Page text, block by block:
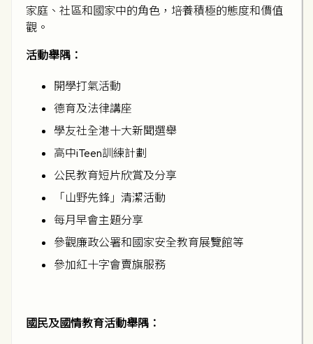
家庭、社區和國家中的角色，培養積極的態度和價值
觀。
活動舉隅：
開學打氣活動
德育及法律講座
學友社全港十大新聞選舉
高中iTeen訓練計劃
公民教育短片欣賞及分享
「山野先鋒」清潔活動
每月早會主題分享
參觀廉政公署和國家安全教育展覽館等
參加紅十字會賣旗服務
國民及國情教育活動舉隅：